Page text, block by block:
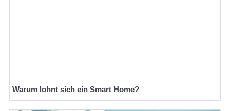
Warum lohnt sich ein Smart Home?